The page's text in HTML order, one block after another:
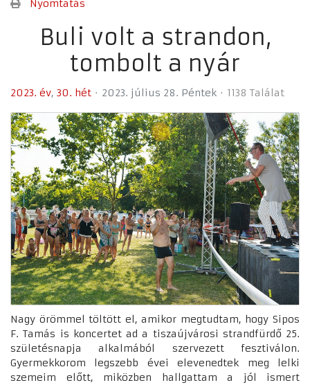
Nyomtatás
Buli volt a strandon,
tombolt a nyár
2023. év 30. hét 2023. július 28. Péntek 1138 Találat
Nagy örömmel töltött el, amikor megtudtam, hogy Sipos
F. Tamás is koncertet ad a tiszaújvárosi strandfürdő 25.
születésnapja alkalmából szervezett fesztiválon.
Gyermekkorom legszebb évei elevenedtek meg lelki
szemeim előtt, miközben hallgattam a jól ismert